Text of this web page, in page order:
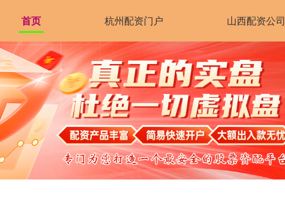
首页 杭州配资门户 山西配资公司